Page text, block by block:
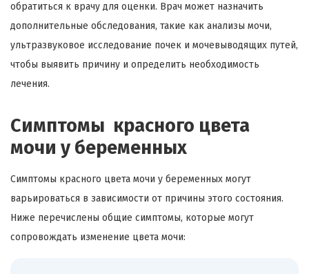
обратиться к врачу для оценки. Врач может назначить
дополнительные обследования, такие как анализы мочи,
ультразвуковое исследование почек и мочевыводящих путей,
чтобы выявить причину и определить необходимость
лечения.
Симптомы красного цвета
мочи у беременных
Симптомы красного цвета мочи у беременных могут
варьироваться в зависимости от причины этого состояния.
Ниже перечислены общие симптомы, которые могут
сопровождать изменение цвета мочи: